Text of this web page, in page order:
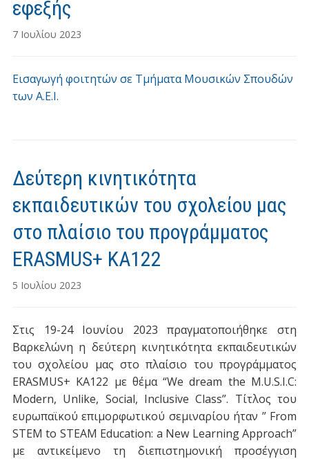
εφεξής
7 Ιουλίου 2023
Εισαγωγή φοιτητών σε Τμήματα Μουσικών Σπουδών
των Α.Ε.Ι.
Δεύτερη κινητικότητα
εκπαιδευτικών του σχολείου μας
στο πλαίσιο του προγράμματος
ERASMUS+ KA122
5 Ιουλίου 2023
Στις 19-24 Ιουνίου 2023 πραγματοποιήθηκε στη
Βαρκελώνη η δεύτερη κινητικότητα εκπαιδευτικών
του σχολείου μας στο πλαίσιο του προγράμματος
ERASMUS+ KA122 με θέμα “We dream the M.U.S.I.C:
Modern, Unlike, Social, Inclusive Class”. Τίτλος του
ευρωπαϊκού επιμορφωτικού σεμιναρίου ήταν ” From
STEM to STEAM Education: a New Learning Approach”
με αντικείμενο τη διεπιστημονική προσέγγιση